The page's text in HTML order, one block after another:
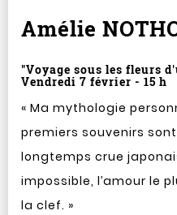
Amélie
"Voyage sous les fleurs
Vendredi 7 février - 15 h
« Ma mythologie
premiers souvenirs
longtemps crue
impossible, l’amour le
la clef. »